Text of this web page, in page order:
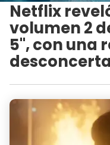
Netflix
volumen 2
5", con una